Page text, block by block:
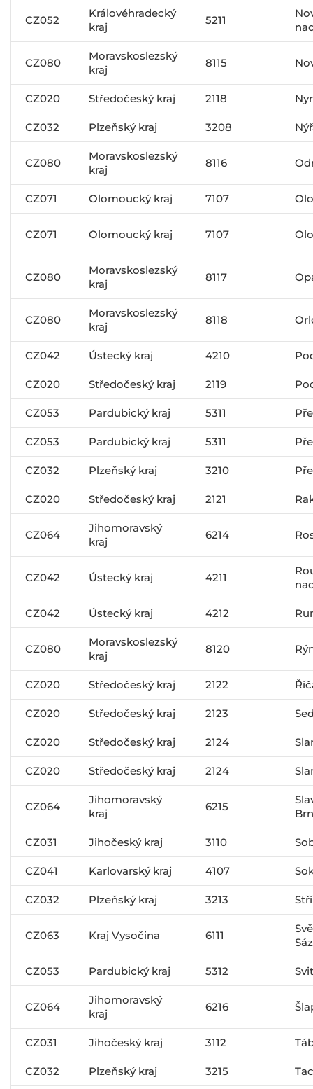
CZ052
Královéhradecký
kraj
5211
CZ080
Moravskoslezský
kraj
8115
CZ020 Středočeský kraj 2118
CZ032 Plzeňský kraj 3208
CZ080
Moravskoslezský
kraj
8116
CZ071 Olomoucký kraj 7107
CZ071 Olomoucký kraj 7107
CZ080
Moravskoslezský
kraj
8117
CZ080
Moravskoslezský
kraj
8118
CZ042 Ústecký kraj 4210
CZ020 Středočeský kraj 2119
CZ053 Pardubický kraj 5311
CZ053 Pardubický kraj 5311
CZ032 Plzeňský kraj 3210
CZ020 Středočeský kraj 2121
CZ064
Jihomoravský
kraj
6214
CZ042 Ústecký kraj 4211
CZ042 Ústecký kraj 4212
CZ080
Moravskoslezský
kraj
8120
CZ020 Středočeský kraj 2122
CZ020 Středočeský kraj 2123
CZ020 Středočeský kraj 2124
CZ020 Středočeský kraj 2124
CZ064
Jihomoravský
kraj
6215
CZ031 Jihočeský kraj 3110
CZ041 Karlovarský kraj 4107
CZ032 Plzeňský kraj 3213
CZ063 Kraj Vysočina 6111
CZ053 Pardubický kraj 5312
CZ064
Jihomoravský
kraj
6216
CZ031 Jihočeský kraj 3112
CZ032 Plzeňský kraj 3215